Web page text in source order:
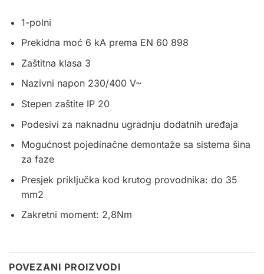
1-polni
Prekidna moć 6 kA prema EN 60 898
Zaštitna klasa 3
Nazivni napon 230/400 V~
Stepen zaštite IP 20
Podesivi za naknadnu ugradnju dodatnih uređaja
Mogućnost pojedinačne demontaže sa sistema šina
za faze
Presjek priključka kod krutog provodnika: do 35
mm2
Zakretni moment: 2,8Nm
POVEZANI PROIZVODI